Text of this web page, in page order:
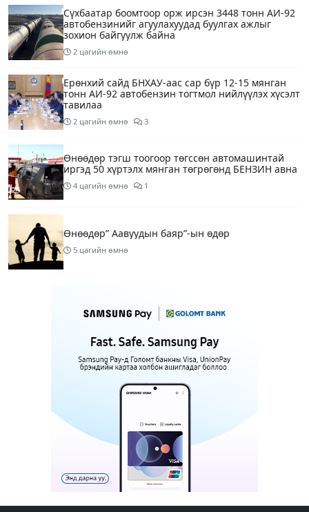
Сүхбаатар боомтоор орж ирсэн 3448 тонн АИ-92
автобензинийг агуулахуудад буулгах ажлыг
зохион байгуулж байна
2 цагийн өмнө
Ерөнхий сайд БНХАУ-аас сар бүр 12-15 мянган
тонн АИ-92 автобензин тогтмол нийлүүлэх хүсэлт
тавилаа
2 цагийн өмнө 3
Өнөөдөр тэгш тоогоор төгссөн автомашинтай
иргэд 50 хүртэлх мянган төгрөгөнд БЕНЗИН авна
4 цагийн өмнө 1
Өнөөдөр” Аавуудын баяр”-ын өдөр
5 цагийн өмнө
Улаанбаатарт 31 хэм дулаан байна
7 цагийн өмнө
МАРГААШ: Улаанбаатарт 31 хэм дулаан байна
16 цагийн өмнө
Шатахуун дамлан борлуулсан хоёр зөрчлийг
илрүүлэн шалгаж байна
18 цагийн өмнө 3
Энэ сарын 9-13-ныг хүртэлх цаг агаарын